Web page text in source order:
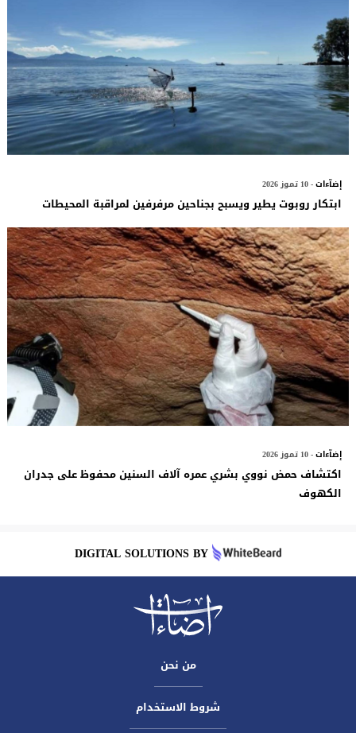
إضآءات- 10 تموز 2026
ابتكار روبوت يطير ويسبح بجناحين مرفرفين لمراقبة المحيطات
إضآءات- 10 تموز 2026
اكتشاف حمض نووي بشري عمره آلاف السنين محفوظ على جدران
الكهوف
DIGITAL SOLUTIONS BY
من نحن
شروط الاستخدام